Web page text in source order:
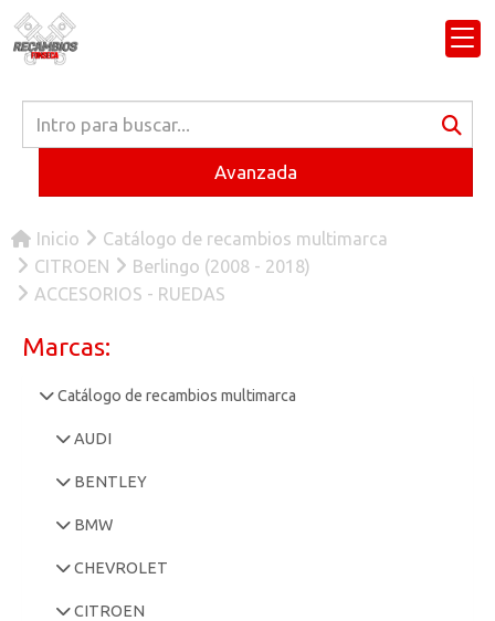
Avanzada
Inicio
Catálogo de recambios multimarca
CITROEN
Berlingo (2008 - 2018)
ACCESORIOS - RUEDAS
Marcas:
Catálogo de recambios multimarca
AUDI
BENTLEY
BMW
CHEVROLET
CITROEN